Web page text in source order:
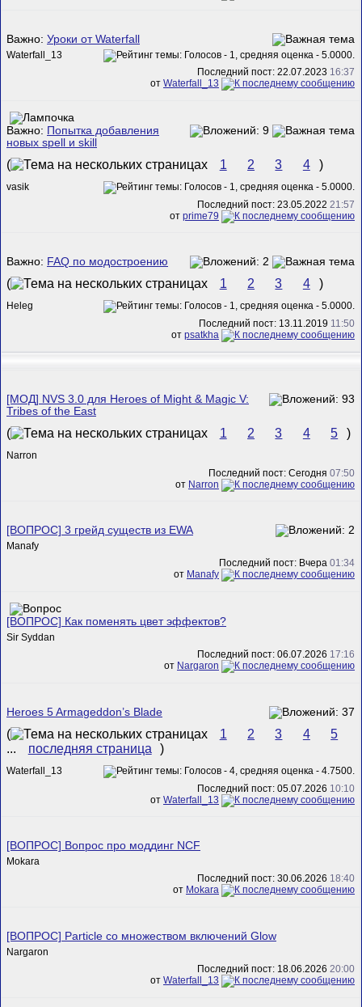
Важно: Уроки от Waterfall
Waterfall_13
Последний пост: 22.07.2023 16:37
от Waterfall_13
Важно: Попытка добавления
новых spell и skill
( 1 2 3 4 )
vasik
Последний пост: 23.05.2022 21:57
от prime79
Важно: FAQ по модостроению
( 1 2 3 4 )
Heleg
Последний пост: 13.11.2019 11:50
от psatkha
[МОД] NVS 3.0 для Heroes of Might & Magic V:
Tribes of the East
( 1 2 3 4 5 )
Narron
Последний пост: Сегодня 07:50
от Narron
[ВОПРОС] 3 грейд существ из EWA
Manafy
Последний пост: Вчера 01:34
от Manafy
[ВОПРОС] Как поменять цвет эффектов?
Sir Syddan
Последний пост: 06.07.2026 17:16
от Nargaron
Heroes 5 Armageddon’s Blade
( 1 2 3 4
5
...
последняя страница )
Waterfall_13
Последний пост: 05.07.2026 10:10
от Waterfall_13
[ВОПРОС] Вопрос про моддинг NCF
Mokara
Последний пост: 30.06.2026 18:40
от Mokara
[ВОПРОС] Particle со множеством включений Glow
Nargaron
Последний пост: 18.06.2026 20:00
от Waterfall_13